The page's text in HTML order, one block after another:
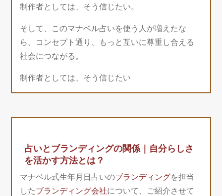
制作者としては、そう信じたい。
そして、このマナベル占いを使う人が増えたな
ら、コンセプト通り、もっと互いに尊重し合える
社会につながる。
制作者としては、そう信じたい
占いとブランディングの関係｜自分らしさ
を活かす方法とは？
マナベル式生年月日占いのブランディングを担当
したブランディング会社について、ご紹介させて